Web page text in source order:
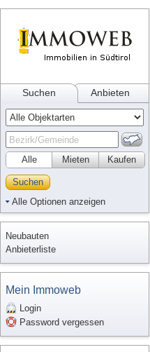
Suchen Anbieten
Alle Kaufen
Mieten
Suchen
Alle Optionen anzeigen
Neubauten
Anbieterliste
Mein Immoweb
Login
Password vergessen